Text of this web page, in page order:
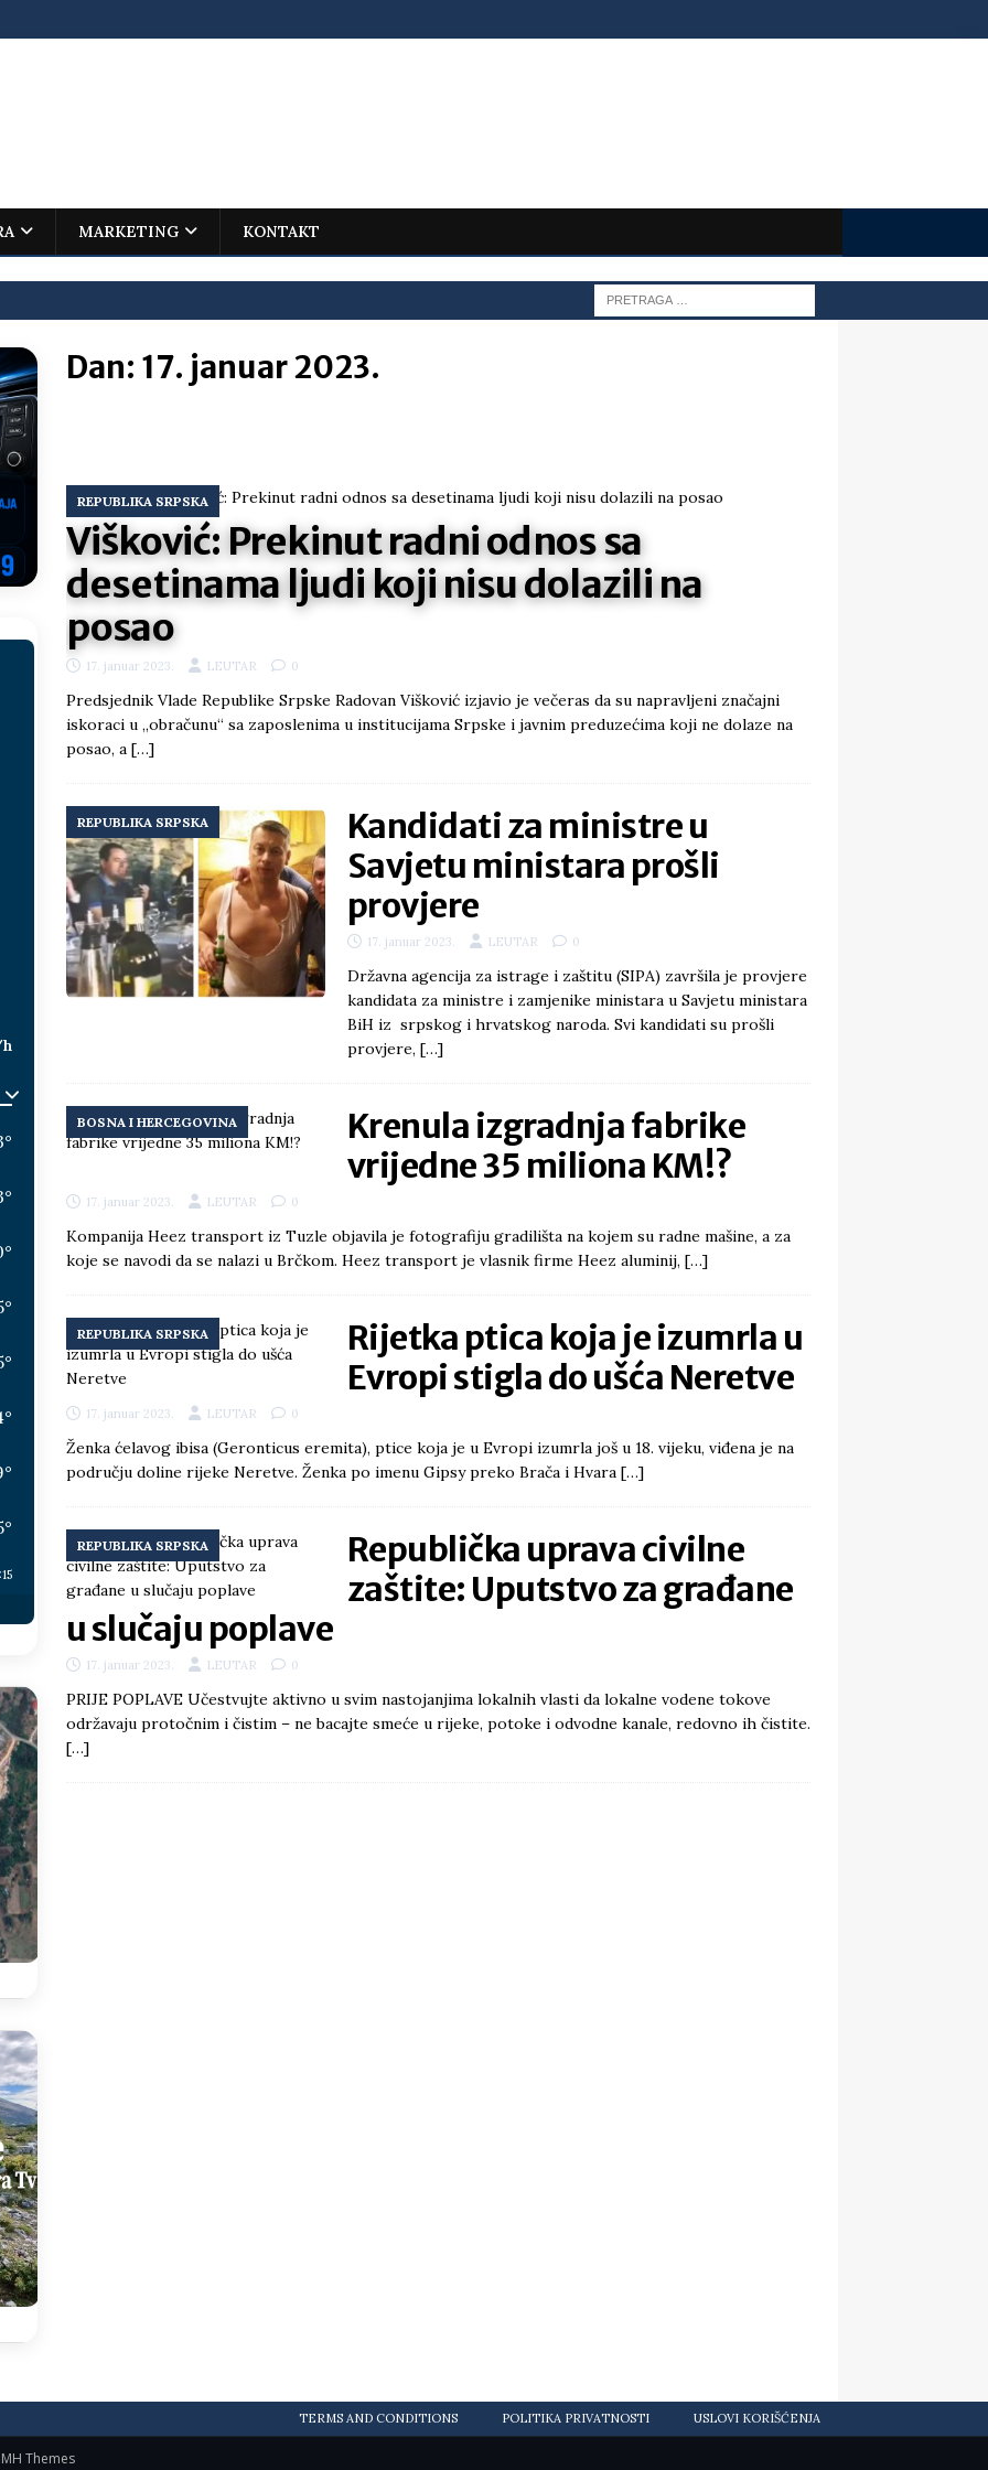
MARKETING KONTAKT
– istorijski uspjeh mladog Trebinjca na Međunarodnoj
što te tukao LIČNI STAV
pred ministrima HERCEGOVINA
Vukanović otkrio detalje – Stevandić krenuo na Đokića, Dodik
REPUBLIKA SRPSKA
sukobu, pogotovo nisu zbog Eleka LIČNI STAV
im prepustimo, ostaće nam samo siledžije i tišina BOSNA I
Splita, Željko Kerum SVIJET
Dan: 17. januar 2023.
REPUBLIKA SRPSKA
Višković: Prekinut radni odnos sa
desetinama ljudi koji nisu dolazili na
posao
17. januar 2023. LEUTAR 0
Predsjednik Vlade Republike Srpske Radovan Višković izjavio je večeras da su napravljeni značajni
iskoraci u „obračunu“ sa zaposlenima u institucijama Srpske i javnim preduzećima koji ne dolaze na
posao, a […]
REPUBLIKA SRPSKA
Kandidati za ministre u
Savjetu ministara prošli
provjere
17. januar 2023. LEUTAR 0
Državna agencija za istrage i zaštitu (SIPA) završila je provjere
kandidata za ministre i zamjenike ministara u Savjetu ministara
BiH iz srpskog i hrvatskog naroda. Svi kandidati su prošli
provjere, […]
BOSNA I HERCEGOVINA
Krenula izgradnja fabrike
vrijedne 35 miliona KM!?
17. januar 2023. LEUTAR 0
Kompanija Heez transport iz Tuzle objavila je fotografiju gradilišta na kojem su radne mašine, a za
koje se navodi da se nalazi u Brčkom. Heez transport je vlasnik firme Heez aluminij, […]
REPUBLIKA SRPSKA
Rijetka ptica koja je izumrla u
Evropi stigla do ušća Neretve
17. januar 2023. LEUTAR 0
Ženka ćelavog ibisa (Geronticus eremita), ptice koja je u Evropi izumrla još u 18. vijeku, viđena je na
području doline rijeke Neretve. Ženka po imenu Gipsy preko Brača i Hvara […]
REPUBLIKA SRPSKA
Republička uprava civilne
zaštite: Uputstvo za građane
u slučaju poplave
17. januar 2023. LEUTAR 0
PRIJE POPLAVE Učestvujte aktivno u svim nastojanjima lokalnih vlasti da lokalne vodene tokove
održavaju protočnim i čistim – ne bacajte smeće u rijeke, potoke i odvodne kanale, redovno ih čistite.
[…]
°
°
°
°
°
°
°
°
TERMS AND CONDITIONS POLITIKA PRIVATNOSTI USLOVI KORIŠĆENJA
MH Themes